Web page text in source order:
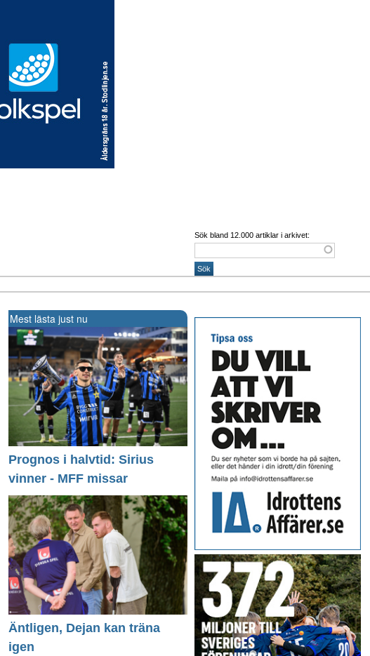
Sök bland 12.000 artiklar i arkivet:
Mest lästa just nu
Prognos i halvtid: Sirius
vinner - MFF missar
Äntligen, Dejan kan träna
igen